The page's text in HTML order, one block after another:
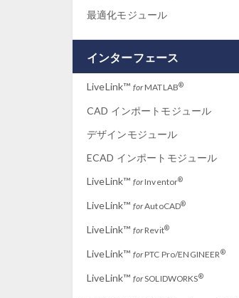
最適化モジュール
インターフェース
LiveLink™ forMATLAB®
CAD インポートモジュール
デザインモジュール
ECAD インポートモジュール
LiveLink™ forInventor®
LiveLink™ forAutoCAD®
LiveLink™ forRevit®
LiveLink™ forPTC Pro/ENGINEER®
LiveLink™ forSOLIDWORKS®